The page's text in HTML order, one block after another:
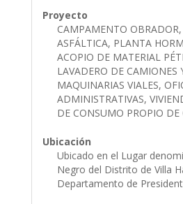
Proyecto
CAMPAMENTO
ASFÁLTICA, PLANTA
ACOPIO DE MATERIAL
LAVADERO DE CAMIONES
MAQUINARIAS VIALES,
ADMINISTRATIVAS,
DE CONSUMO PROPIO
Ubicación
Ubicado en el Lugar
Negro del Distrito de Villa
Departamento de